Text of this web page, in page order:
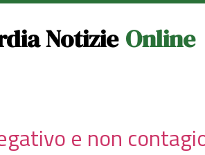
Notizie Online
e non